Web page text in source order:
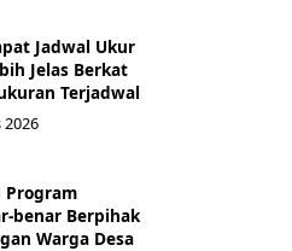
Jadwal Ukur
Jelas Berkat
Terjadwal
2026
Program
benar Berpihak
Warga Desa